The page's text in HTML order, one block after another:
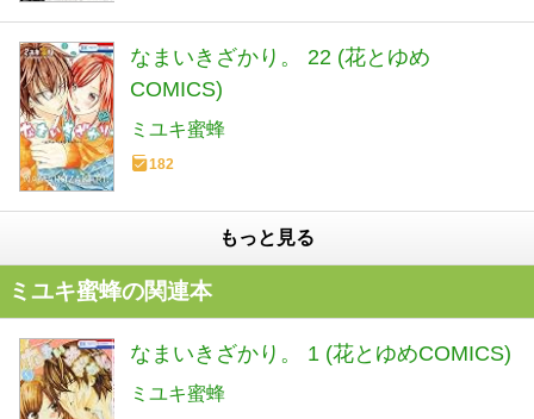
なまいきざかり。 22 (花とゆめ
COMICS)
ミユキ蜜蜂
182
もっと見る
ミユキ蜜蜂の関連本
なまいきざかり。 1 (花とゆめCOMICS)
ミユキ蜜蜂